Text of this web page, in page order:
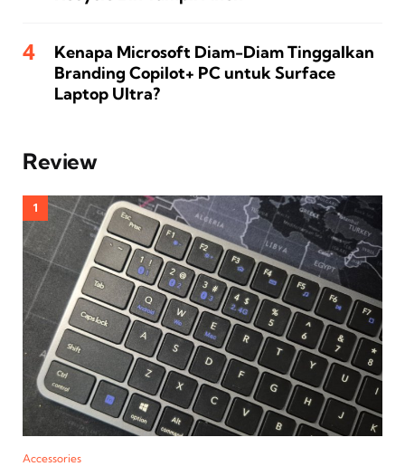
Kenapa Microsoft Diam-Diam Tinggalkan
Branding Copilot+ PC untuk Surface
Laptop Ultra?
Review
Accessories